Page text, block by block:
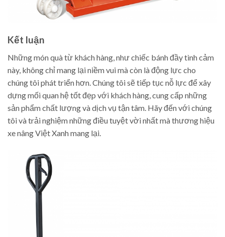
Kết luận
Những món quà từ khách hàng, như chiếc bánh đầy tình cảm
này, không chỉ mang lại niềm vui mà còn là động lực cho
chúng tôi phát triển hơn. Chúng tôi sẽ tiếp tục nỗ lực để xây
dựng mối quan hệ tốt đẹp với khách hàng, cung cấp những
sản phẩm chất lượng và dịch vụ tận tâm. Hãy đến với chúng
tôi và trải nghiệm những điều tuyệt vời nhất mà thương hiệu
xe nâng Việt Xanh mang lại.